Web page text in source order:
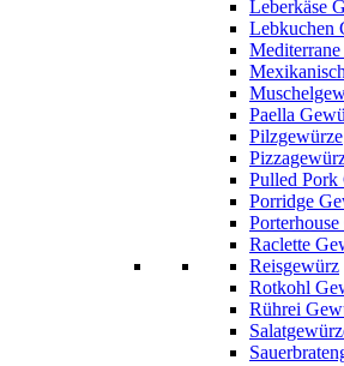
Leberkäse
Lebkuchen
Paella
Pilzgewürze
Pulled Pork
Porridge
Raclette
Reisgewürz
Rotkohl
Rührei